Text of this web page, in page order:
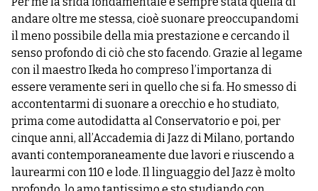
andare oltre me stessa, cioè suonare preoccupandomi
il meno possibile della mia prestazione e cercando il
senso profondo di ciò che sto facendo. Grazie al legame
con il maestro Ikeda ho compreso l’importanza di
essere veramente seri in quello che si fa. Ho smesso di
accontentarmi di suonare a orecchio e ho studiato,
prima come autodidatta al Conservatorio e poi, per
cinque anni, all’Accademia di Jazz di Milano, portando
avanti contemporaneamente due lavori e riuscendo a
laurearmi con 110 e lode. Il linguaggio del Jazz è molto